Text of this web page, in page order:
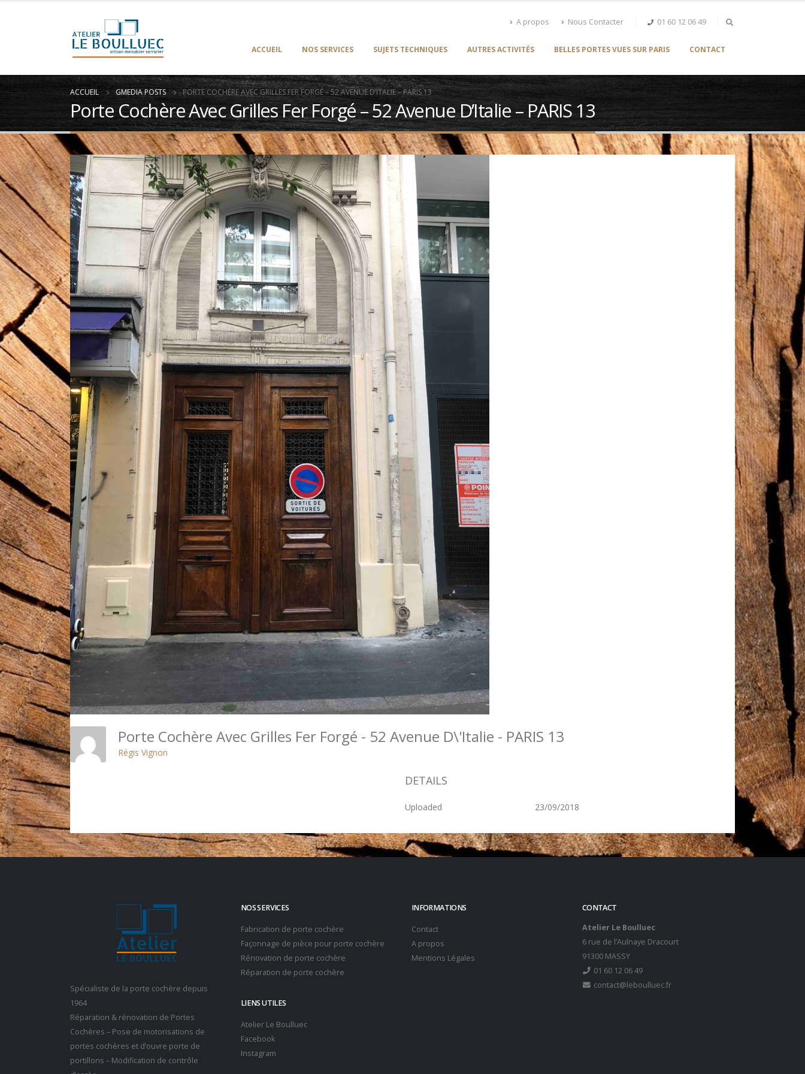
A propos Nous Contacter 01 60 12 06 49
ACCUEIL NOS SERVICES SUJETS TECHNIQUES AUTRES ACTIVITÉS BELLES PORTES VUES SUR PARIS CONTACT
ACCUEIL GMEDIA POSTS PORTE COCHÈRE AVEC GRILLES FER FORGÉ – 52 AVENUE D’ITALIE – PARIS 13
Porte Cochère Avec Grilles Fer Forgé – 52 Avenue D’Italie – PARIS 13
Porte Cochère Avec Grilles Fer Forgé - 52 Avenue D\'Italie - PARIS 13
Régis Vignon
DETAILS
Uploaded 23/09/2018
Spécialiste de la porte cochère depuis
1964
Réparation & rénovation de Portes
Cochères – Pose de motorisations de
portes cochères et d’ouvre porte de
portillons – Modification de contrôle
NOS SERVICES
Fabrication de porte cochère
Façonnage de pièce pour porte cochère
Rénovation de porte cochère
Réparation de porte cochère
LIENS UTILES
Atelier Le Boulluec
Facebook
Instagram
INFORMATIONS
Contact
A propos
Mentions Légales
CONTACT
Atelier Le Boulluec
6 rue de l’Aulnaye Dracourt
91300 MASSY
01 60 12 06 49
contact@leboulluec.fr